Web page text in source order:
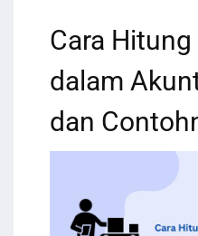
Cara
dalam
dan